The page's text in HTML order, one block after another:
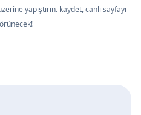
yapıştırın. kaydet, canlı sayfayı